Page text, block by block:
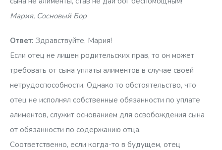
Мария, Сосновый Бор
Ответ: Здравствуйте, Мария!
Если отец не лишен родительских прав, то он может
требовать от сына уплаты алиментов в случае своей
нетрудоспособности. Однако то обстоятельство, что
отец не исполнял собственные обязанности по уплате
алиментов, служит основанием для освобождения сына
от обязанности по содержанию отца.
Соответственно, если когда-то в будущем, отец